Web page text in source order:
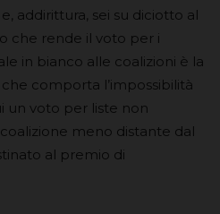
addirittura, sei su diciotto al
che rende il voto per i
in bianco alle coalizioni è la
comporta l’impossibilità
un voto per liste non
meno distante dal
al premio di